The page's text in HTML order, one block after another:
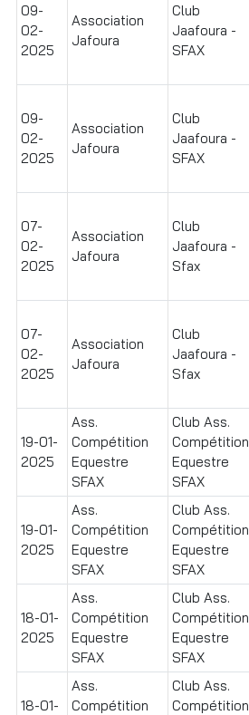
09-
02-
2025
Association
Jafoura
Club
Jaafoura -
SFAX
09-
02-
2025
Association
Jafoura
Club
Jaafoura -
SFAX
07-
02-
2025
Association
Jafoura
Club
Jaafoura -
Sfax
07-
02-
2025
Association
Jafoura
Club
Jaafoura -
Sfax
19-01-
2025
Ass.
Compétition
Equestre
SFAX
Club Ass.
Compétition
Equestre
SFAX
19-01-
2025
Ass.
Compétition
Equestre
SFAX
Club Ass.
Compétition
Equestre
SFAX
18-01-
2025
Ass.
Compétition
Equestre
SFAX
Club Ass.
Compétition
Equestre
SFAX
18-01-
Ass.
Compétition
Club Ass.
Compétition